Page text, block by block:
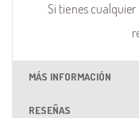
Si tienes
MÁS INFORMACIÓN
RESEÑAS